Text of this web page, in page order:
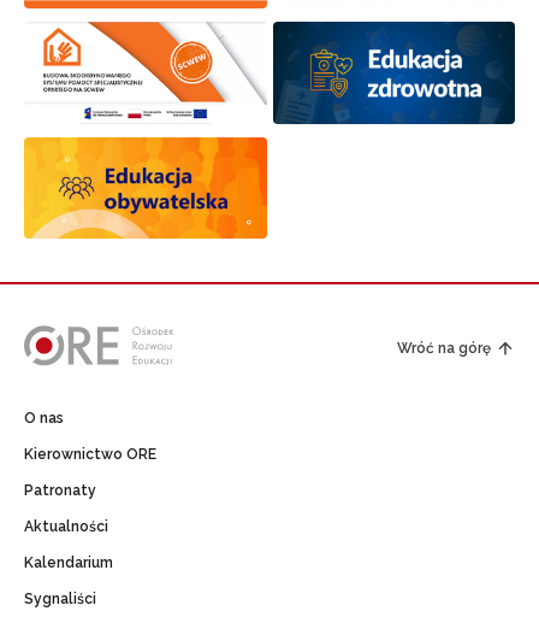
Wróć na górę
O nas
Kierownictwo ORE
Patronaty
Aktualności
Kalendarium
Sygnaliści